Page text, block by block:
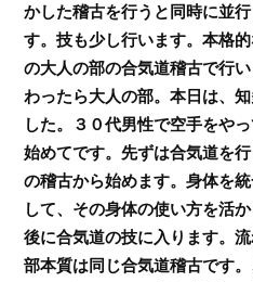
かした稽古を行うと同時に並
す。技も少し行います。本格
の大人の部の合気道稽古で行
わったら大人の部。本日は、
した。３０代男性で空手をや
始めてです。先ずは合気道を
の稽古から始めます。身体を
して、その身体の使い方を活
後に合気道の技に入ります。
部本質は同じ合気道稽古です